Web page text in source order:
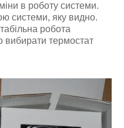
в роботу системи.
системи, яку видно.
робота
вибирати термостат